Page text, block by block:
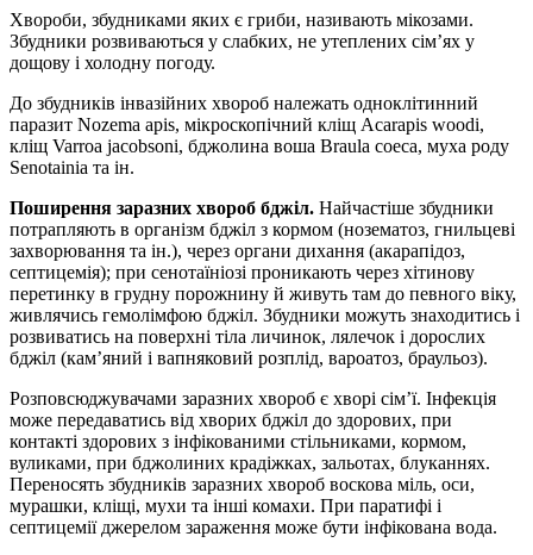
Хвороби, збудниками яких є гриби, називають мікозами.
Збудники розвиваються у слабких, не утеплених сім’ях у
дощову і холодну погоду.
До збудників інвазійних хвороб належать одноклітинний
паразит Nozema apis, мікроскопічний кліщ Acarapis woodi,
кліщ Varroa jacobsoni, бджолина воша Braula соеса, муха роду
Senotainia та ін.
Поширення заразних хвороб бджіл. Найчастіше збудники
потрапляють в організм бджіл з кормом (нозематоз, гнильцеві
захворювання та ін.), через органи дихання (акарапідоз,
септицемія); при сенотаїніозі проникають через хітинову
перетинку в грудну порожнину й живуть там до певного віку,
живлячись гемолімфою бджіл. Збудники можуть знаходитись і
розвиватись на поверхні тіла личинок, лялечок і дорослих
бджіл (кам’яний і вапняковий розплід, вароатоз, браульоз).
Розповсюджувачами заразних хвороб є хворі сім’ї. Інфекція
може передаватись від хворих бджіл до здорових, при
контакті здорових з інфікованими стільниками, кормом,
вуликами, при бджолиних крадіжках, зальотах, блуканнях.
Переносять збудників заразних хвороб воскова міль, оси,
мурашки, кліщі, мухи та інші комахи. При паратифі і
септицемії джерелом зараження може бути інфікована вода.